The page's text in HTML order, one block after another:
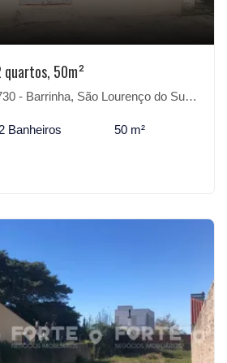
quartos, 50m²
- Barrinha, São Lourenço do Sul-RS
2 Banheiros 50 m²